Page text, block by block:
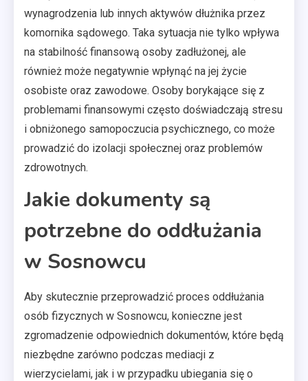
wynagrodzenia lub innych aktywów dłużnika przez
komornika sądowego. Taka sytuacja nie tylko wpływa
na stabilność finansową osoby zadłużonej, ale
również może negatywnie wpłynąć na jej życie
osobiste oraz zawodowe. Osoby borykające się z
problemami finansowymi często doświadczają stresu
i obniżonego samopoczucia psychicznego, co może
prowadzić do izolacji społecznej oraz problemów
zdrowotnych.
Jakie dokumenty są
potrzebne do oddłużania
w Sosnowcu
Aby skutecznie przeprowadzić proces oddłużania
osób fizycznych w Sosnowcu, konieczne jest
zgromadzenie odpowiednich dokumentów, które będą
niezbędne zarówno podczas mediacji z
wierzycielami, jak i w przypadku ubiegania się o